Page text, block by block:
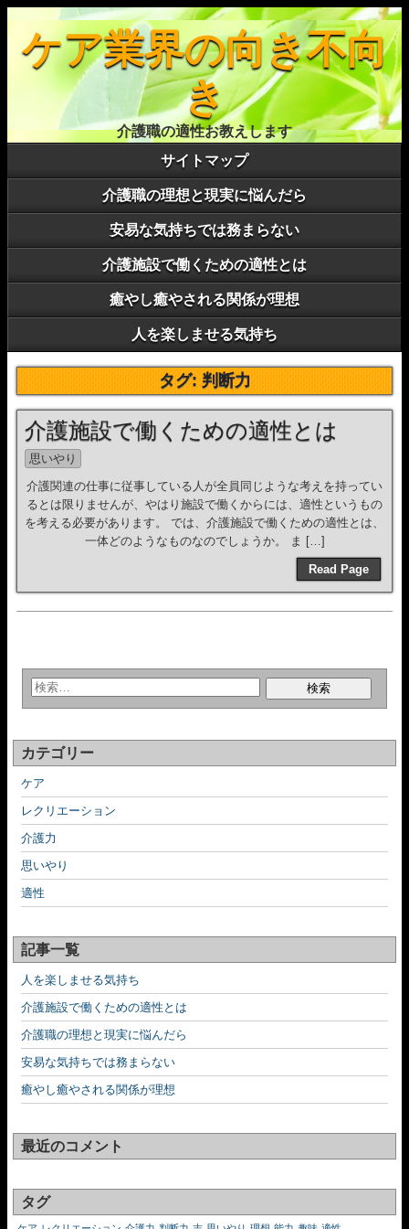
ケア業界の向き不向
き
介護職の適性お教えします
サイトマップ
介護職の理想と現実に悩んだら
安易な気持ちでは務まらない
介護施設で働くための適性とは
癒やし癒やされる関係が理想
人を楽しませる気持ち
タグ:判断力
介護施設で働くための適性とは
思いやり
介護関連の仕事に従事している人が全員同じような考えを持ってい
るとは限りませんが、やはり施設で働くからには、適性というもの
を考える必要があります。 では、介護施設で働くための適性とは、
一体どのようなものなのでしょうか。 ま […]
Read Page
カテゴリー
ケア
レクリエーション
介護力
思いやり
適性
記事一覧
人を楽しませる気持ち
介護施設で働くための適性とは
介護職の理想と現実に悩んだら
安易な気持ちでは務まらない
癒やし癒やされる関係が理想
最近のコメント
タグ